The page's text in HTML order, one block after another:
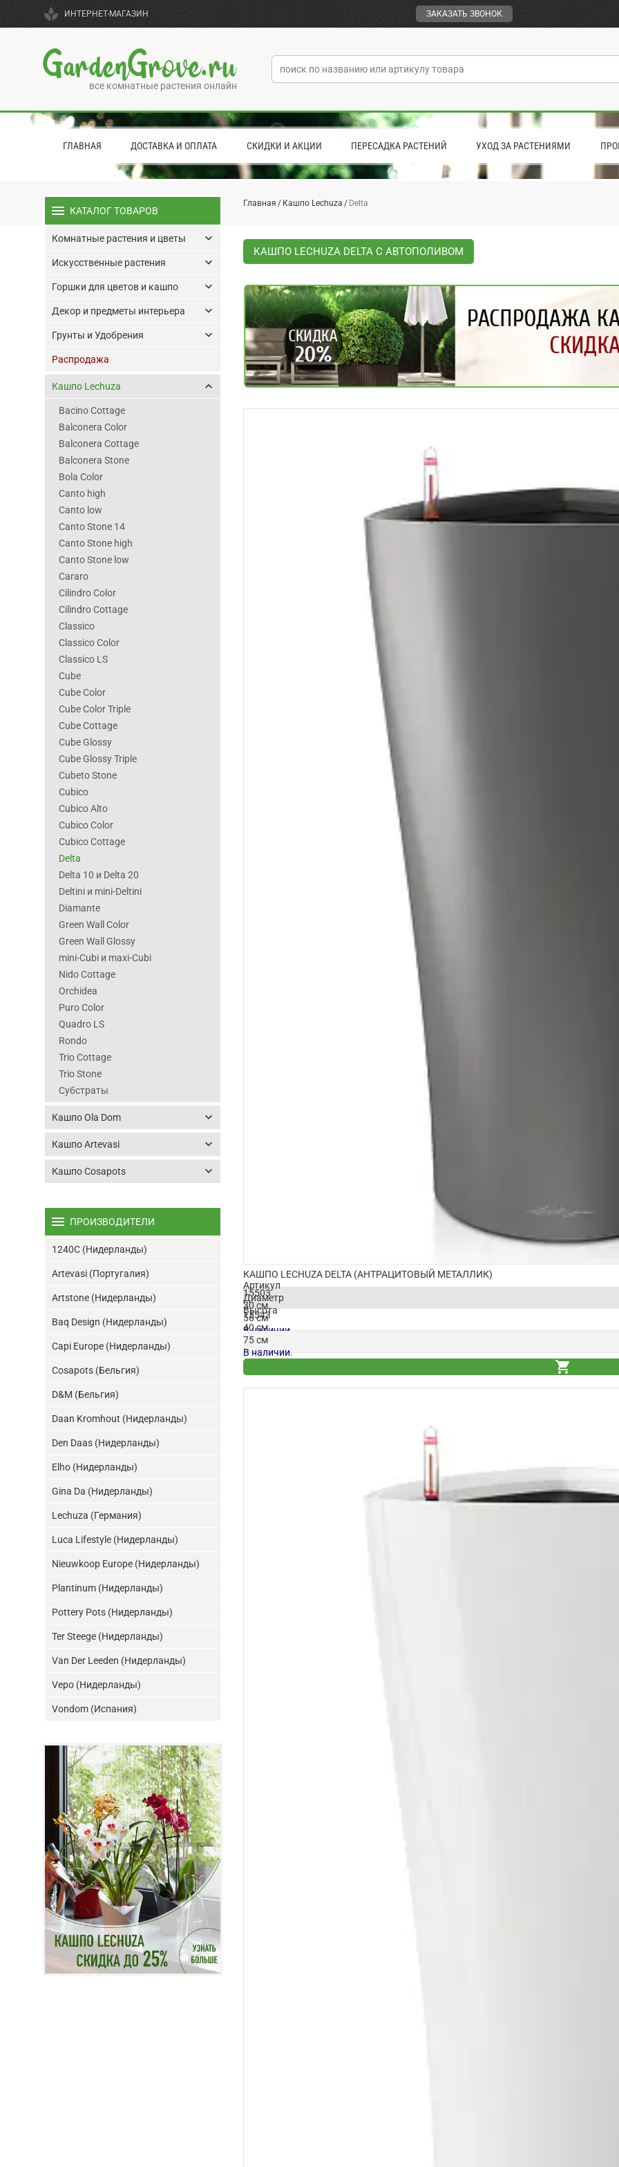
spa ИНТЕРНЕТ-МАГАЗИН ЗАКАЗАТЬ ЗВОНОК
GardenGrove.ru
все комнатные растения онлайн
ГЛАВНАЯ ДОСТАВКА И ОПЛАТА СКИДКИ И АКЦИИ ПЕРЕСАДКА РАСТЕНИЙ УХОД ЗА РАСТЕНИЯМИ
Главная Кашпо Lechuza Delta
КАШПО LECHUZA DELTA С АВТОПОЛИВОМ
КАШПО LECHUZA DELTA (АНТРАЦИТОВЫЙ МЕТАЛЛИК)
Артикул
Диаметр
Высота
15503
30 см
56 см
В наличии.
15543
40 см
75 см
В наличии.
shopping_cart
menu КАТАЛОГ ТОВАРОВ
Комнатные растения и цветы keyboard_arrow_down
Искусственные растения keyboard_arrow_down
Горшки для цветов и кашпо keyboard_arrow_down
Декор и предметы интерьера keyboard_arrow_down
Грунты и Удобрения keyboard_arrow_down
Распродажа
Кашпо Lechuza keyboard_arrow_up
Bacino Cottage
Balconera Color
Balconera Cottage
Balconera Stone
Bola Color
Canto high
Canto low
Canto Stone 14
Canto Stone high
Canto Stone low
Cararo
Cilindro Color
Cilindro Cottage
Classico
Classico Color
Classico LS
Cube
Cube Color
Cube Color Triple
Cube Cottage
Cube Glossy
Cube Glossy Triple
Cubeto Stone
Cubico
Cubico Alto
Cubico Color
Cubico Cottage
Delta
Delta 10 и Delta 20
Deltini и mini-Deltini
Diamante
Green Wall Color
Green Wall Glossy
mini-Cubi и maxi-Cubi
Nido Cottage
Orchidea
Puro Color
Quadro LS
Rondo
Trio Cottage
Trio Stone
Субстраты
Кашпо Ola Dom keyboard_arrow_down
Кашпо Artevasi keyboard_arrow_down
Кашпо Cosapots keyboard_arrow_down
menu ПРОИЗВОДИТЕЛИ
1240C (Нидерланды)
Artevasi (Португалия)
Artstone (Нидерланды)
Baq Design (Нидерланды)
Capi Europe (Нидерланды)
Cosapots (Бельгия)
D&M (Бельгия)
Daan Kromhout (Нидерланды)
Den Daas (Нидерланды)
Elho (Нидерланды)
Gina Da (Нидерланды)
Lechuza (Германия)
Luca Lifestyle (Нидерланды)
Nieuwkoop Europe (Нидерланды)
Plantinum (Нидерланды)
Pottery Pots (Нидерланды)
Ter Steege (Нидерланды)
Van Der Leeden (Нидерланды)
Vepo (Нидерланды)
Vondom (Испания)